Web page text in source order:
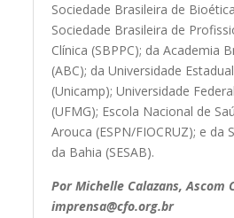
Sociedade Brasileira de
Sociedade Brasileira de
Clínica (SBPPC); da Academia
(ABC); da Universidade
(Unicamp); Universidade
(UFMG); Escola Nacional de
Arouca (ESPN/FIOCRUZ); e da
da Bahia (SESAB).
Por Michelle Calazans, Ascom
imprensa@cfo.org.br